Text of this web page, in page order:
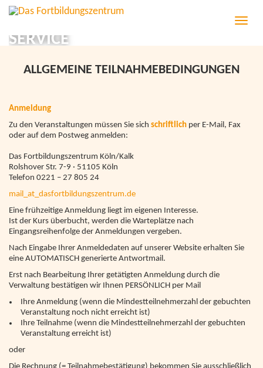
T
SERVICE
ALLGEMEINE TEILNAHMEBEDINGUNGEN
Anmeldung
Zu den Veranstaltungen müssen Sie sich schriftlich per E-Mail, Fax
oder auf dem Postweg anmelden:
Das Fortbildungszentrum Köln/Kalk
Rolshover Str. 7-9 · 51105 Köln
Telefon 0221 – 27 805 24
mail _at_ dasfortbildungszentrum.de
Eine frühzeitige Anmeldung liegt im eigenen Interesse.
Ist der Kurs überbucht, werden die Warteplätze nach
Eingangsreihenfolge der Anmeldungen vergeben.
Nach Eingabe Ihrer Anmeldedaten auf unserer Website erhalten Sie
eine AUTOMATISCH generierte Antwortmail.
Erst nach Bearbeitung Ihrer getätigten Anmeldung durch die
Verwaltung bestätigen wir Ihnen PERSÖNLICH per Mail
Ihre Anmeldung (wenn die Mindestteilnehmerzahl der gebuchten
Veranstaltung noch nicht erreicht ist)
Ihre Teilnahme (wenn die Mindestteilnehmerzahl der gebuchten
Veranstaltung erreicht ist)
oder